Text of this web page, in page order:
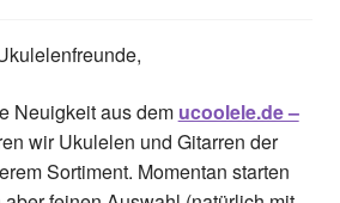
Neuigkeit aus dem ucoolele.de –
wir Ukulelen und Gitarren der
Sortiment. Momentan starten